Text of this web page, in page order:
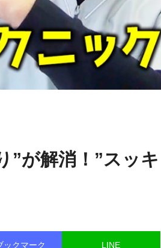
”が解消！”スッキ
ックマーク LINE